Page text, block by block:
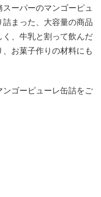
ーパーのマンゴーピュ
まった、大容量の商品
、牛乳と割って飲んだ
お菓子作りの材料にも
ゴーピューレ缶詰をご